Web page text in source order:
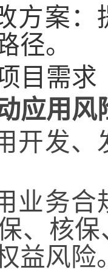
方案
径。
目需求
应用
开发、
业务合
、核
益风险